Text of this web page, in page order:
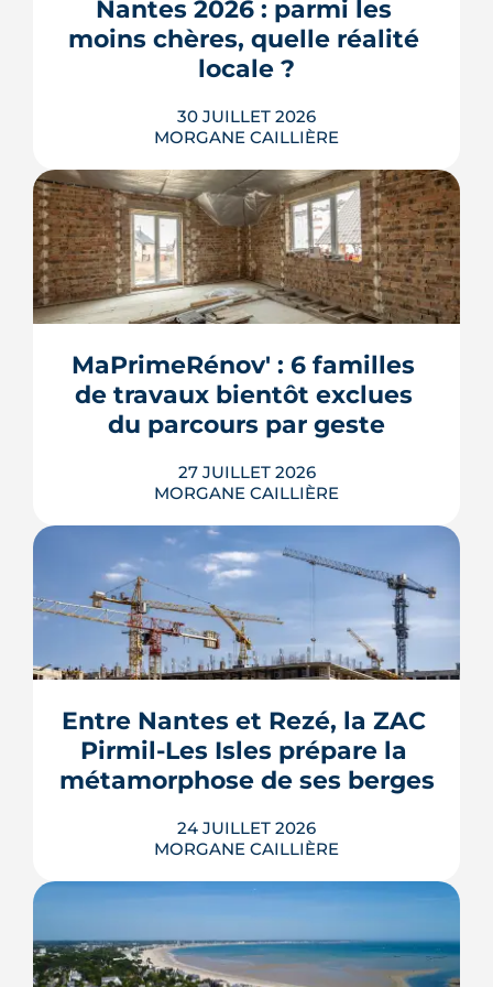
fonction de mes besoins. Je
recommande sans hésiter.
LIRE L'ARTICLE
Nantes 2026 : parmi les
moins chères, quelle réalité
locale ?
30 JUILLET 2026
MORGANE CAILLIÈRE
259 € par an en moyenne régionale,
une hausse de 14 % sur un an, un
risque inondation bien réel autour de
la Loire et de la Sèvre : l'assurance
habitation nantaise conjugue tarifs
doux et vigilance locale. Chiffres,
limites et conseils pour payer le juste
MaPrimeRénov' : 6 familles
de travaux bientôt exclues
du parcours par geste
27 JUILLET 2026
MORGANE CAILLIÈRE
Le Gouvernement prévoit de retirer six
familles de travaux du parcours « par
geste » de MaPrimeRénov' au 1er
septembre 2026, sous réserve de la
publication des textes définitifs.
fenêtres, VMC, chauffe-eau
thermodynamique, chauffage au bois
et solaire thermi...
Entre Nantes et Rezé, la ZAC
Pirmil-Les Isles prépare la
métamorphose de ses berges
24 JUILLET 2026
MORGANE CAILLIÈRE